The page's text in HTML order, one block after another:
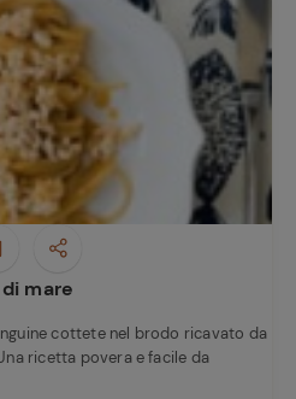
mare
cottete nel brodo ricavato da
ricetta povera e facile da